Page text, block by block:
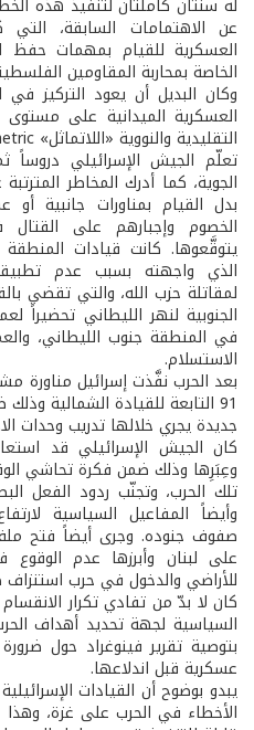
عن الاهتمامات السابقة،
العسكرية للقيام بمهمات حفظ
وكان البديل أن يعود التركيز في
العسكرية الميدانية على مستوى
التقليدية والنووية «اللاتماثل» Asymmetric.
تعلّم الجيش الإسرائيلي دروساً
الجوية، كما أدرك المخاطر
بدل القيام بمناورات جانبية
الخصوم وإجبارهم على
يتوقَّعوها. كانت قيادات
الذي واجهته بسبب عدم
لمقاتلة حزب الله، والتي تقضي
الجنوبية لنهر الليطاني تحضيراً
في المنطقة جنوب الليطاني،
الاستسلام.
بعد الحرب نفَّذت إسرائيل مناورة
91 التابعة للقيادة الشمالية
جديدة يجري خلالها تدريب وحدات
وعِبَرِها وذلك ضمن فكرة تحاشي
تلك الحرب، وتجنّب ردود الفعل
وأيضاً المفاعيل السياسية
على لبنان وأبرزها عدم
للأراضي والدخول في حرب استنزاف
كان لا بدّ من تفادي تكرار
السياسية لجهة تحديد أهداف
بتوصية تقرير فينوغراد حول
عسكرية قبل اندلاعها.
يبدو بوضوح أن القيادات
الأخطاء في الحرب على غزة،